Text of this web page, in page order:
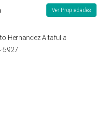
Ver Propiedades
Hernandez Altafulla
5927